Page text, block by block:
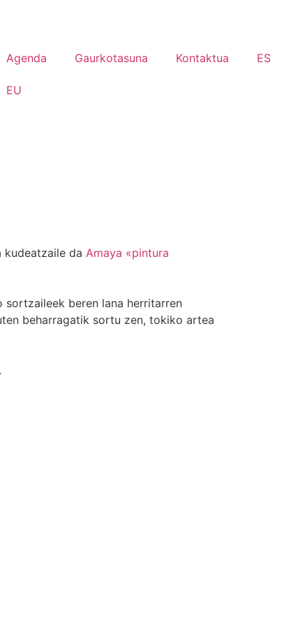
Agenda Gaurkotasuna Kontaktua ES
EU
kudeatzaile da Amaya «pintura
beren lana herritarren
beharragatik sortu zen, tokiko artea